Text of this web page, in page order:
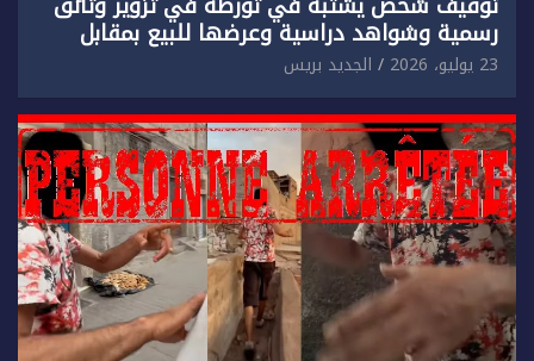
رسمية وشواهد دراسية وعرضها للبيع بمقابل
مادي.
23 يوليو، 2026 الجديد بريس